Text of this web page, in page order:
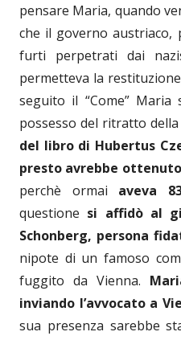
pensare Maria, quando
che il governo austriaco,
furti perpetrati dai
permetteva la
seguito il “Come”
possesso del ritratto della
del libro di Hubertus
presto avrebbe
perchè ormai aveva
questione si affidò al
Schonberg, persona
nipote di un famoso
fuggito da Vienna.
inviando l’avvocato a
sua presenza sarebbe